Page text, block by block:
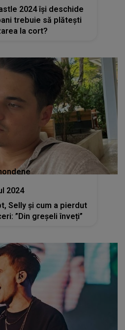
2024 îşi deschide
trebuie să plăteşti
la cort?
2024
Selly și cum a pierdut
”Din greșeli înveți”